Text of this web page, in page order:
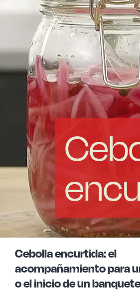
Acero forjado
Borosilicato
Más Menaje
Sostenibles
Somos Cooperativa
Cocinando
Las Noticias
Instrucciones de seguridad
Cebolla encurtida: el
acompañamiento para
o el inicio de un